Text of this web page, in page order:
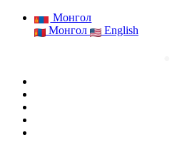
Монгол
Монгол
English